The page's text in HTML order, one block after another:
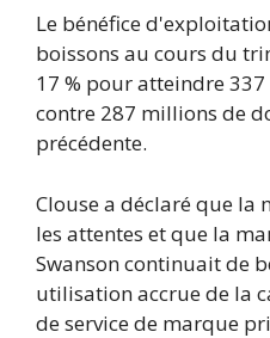
Le bénéfice
boissons au cours du
17 % pour atteindre
contre 287 millions de
précédente.
Clouse a déclaré que la
les attentes et que la
Swanson continuait de
utilisation accrue de la
de service de marque